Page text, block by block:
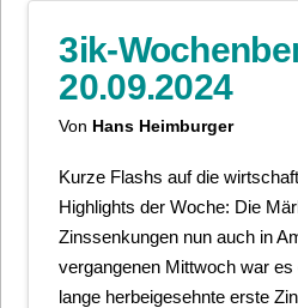
3ik-
20.09.2024
Von Hans Heimburger
Kurze Flashs auf die
Highlights der Woche: Die
Zinssenkungen nun auch in
vergangenen Mittwoch war
lange herbeigesehnte erste